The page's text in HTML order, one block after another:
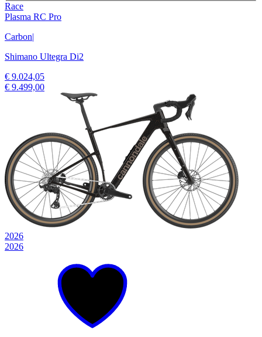
Race
Plasma RC Pro
Carbon|
Shimano Ultegra Di2
€ 9.024,05
€ 9.499,00
2026
2026